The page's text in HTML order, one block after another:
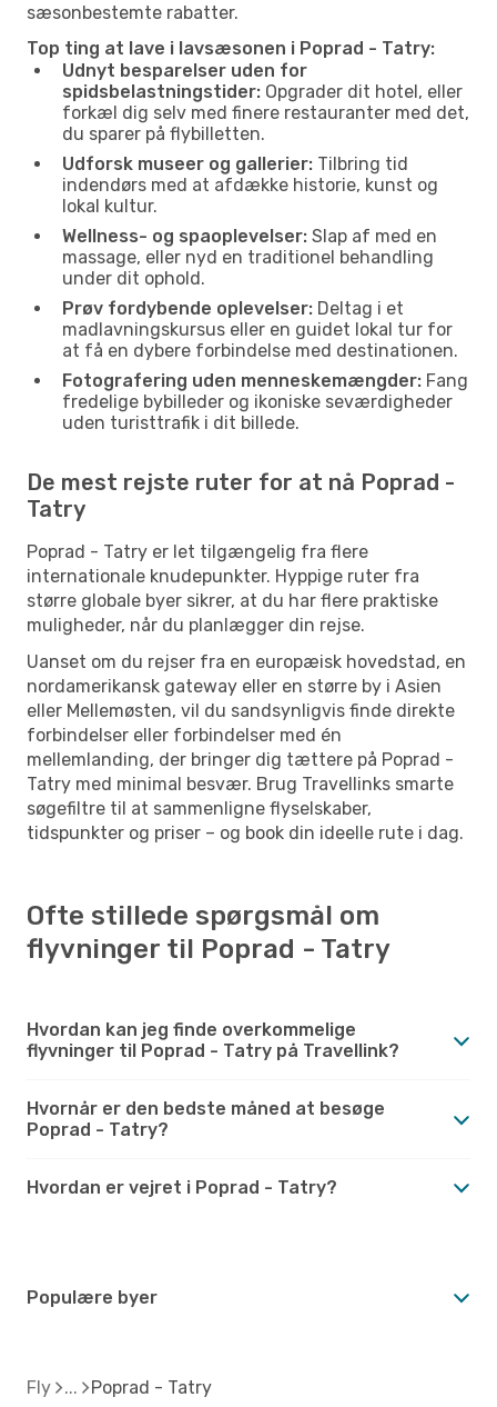
sæsonbestemte rabatter.
Top ting at lave i lavsæsonen i Poprad - Tatry:
Udnyt besparelser uden for
spidsbelastningstider: Opgrader dit hotel, eller
forkæl dig selv med finere restauranter med det,
du sparer på flybilletten.
Udforsk museer og gallerier: Tilbring tid
indendørs med at afdække historie, kunst og
lokal kultur.
Wellness- og spaoplevelser: Slap af med en
massage, eller nyd en traditionel behandling
under dit ophold.
Prøv fordybende oplevelser: Deltag i et
madlavningskursus eller en guidet lokal tur for
at få en dybere forbindelse med destinationen.
Fotografering uden menneskemængder: Fang
fredelige bybilleder og ikoniske seværdigheder
uden turisttrafik i dit billede.
De mest rejste ruter for at nå Poprad -
Tatry
Poprad - Tatry er let tilgængelig fra flere
internationale knudepunkter. Hyppige ruter fra
større globale byer sikrer, at du har flere praktiske
muligheder, når du planlægger din rejse.
Uanset om du rejser fra en europæisk hovedstad, en
nordamerikansk gateway eller en større by i Asien
eller Mellemøsten, vil du sandsynligvis finde direkte
forbindelser eller forbindelser med én
mellemlanding, der bringer dig tættere på Poprad -
Tatry med minimal besvær. Brug Travellinks smarte
søgefiltre til at sammenligne flyselskaber,
tidspunkter og priser – og book din ideelle rute i dag.
Ofte stillede spørgsmål om
flyvninger til Poprad - Tatry
Hvordan kan jeg finde overkommelige
flyvninger til Poprad - Tatry på Travellink?
Hvornår er den bedste måned at besøge
Poprad - Tatry?
Hvordan er vejret i Poprad - Tatry?
Populære byer
Fly Poprad - Tatry